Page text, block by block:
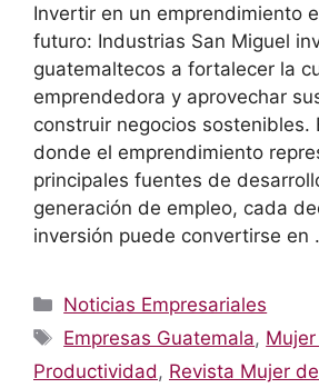
Invertir en un emprendimiento
futuro: Industrias San Miguel
guatemaltecos a fortalecer la
emprendedora y aprovechar
construir negocios sostenibles.
donde el emprendimiento
principales fuentes de
generación de empleo, cada
inversión puede convertirse en
Categorías
Noticias Empresariales
Etiquetas
Empresas Guatemala,
Productividad , Revista Mujer